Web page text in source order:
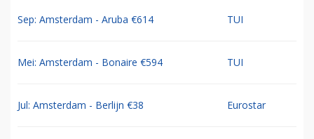
Sep: Amsterdam - Aruba €614 TUI
Mei: Amsterdam - Bonaire €594 TUI
Jul: Amsterdam - Berlijn €38 Eurostar